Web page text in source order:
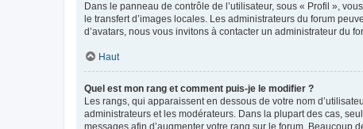
Dans le panneau de contrôle de l’utilisateur, sous « Profil »,
le transfert d’images locales. Les administrateurs du forum
d’avatars, nous vous invitons à contacter un administrateur du
Haut
Quel est mon rang et comment puis-je le modifier ?
Les rangs, qui apparaissent en dessous de votre nom
administrateurs et les modérateurs. Dans la plupart des cas,
messages afin d’augmenter votre rang sur le forum. Beaucoup